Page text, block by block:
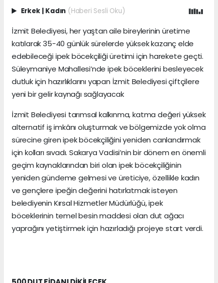
Erkek | Kadın (Haberi Sesli Oku)
İzmit Belediyesi, her yaştan aile bireylerinin üretime
katılarak 35-40 günlük sürelerde yüksek kazanç elde
edebileceği ipek böcekçiliği üretimi için harekete geçti.
Süleymaniye Mahallesi’nde ipek böceklerini besleyecek
dutluk için hazırlıklarını yapan İzmit Belediyesi çiftçilere
yeni bir gelir kaynağı sağlayacak
İzmit Belediyesi tarımsal kalkınma, katma değeri yüksek
alternatif iş imkânı oluşturmak ve bölgemizde yok olma
sürecine giren ipek böcekçiliğini yeniden canlandırmak
için kolları sıvadı. Sakarya Vadisi’nin bir dönem en önemli
geçim kaynaklarından biri olan ipek böcekçiliğinin
yeniden gündeme gelmesi ve üreticiye, özellikle kadın
ve gençlere ipeğin değerini hatırlatmak isteyen
belediyenin Kırsal Hizmetler Müdürlüğü, ipek
böceklerinin temel besin maddesi olan dut ağacı
yaprağını yetiştirmek için hazırladığı projeye start verdi.